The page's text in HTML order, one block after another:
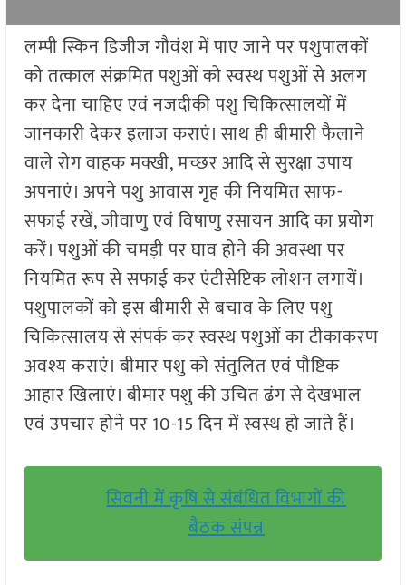
लम्पी स्किन डिजीज गौवंश में पाए जाने पर पशुपालकों
को तत्काल संक्रमित पशुओं को स्वस्थ पशुओं से अलग
कर देना चाहिए एवं नजदीकी पशु चिकित्सालयों में
जानकारी देकर इलाज कराएं। साथ ही बीमारी फैलाने
वाले रोग वाहक मक्खी, मच्छर आदि से सुरक्षा उपाय
अपनाएं। अपने पशु आवास गृह की नियमित साफ-
सफाई रखें, जीवाणु एवं विषाणु रसायन आदि का प्रयोग
करें। पशुओं की चमड़ी पर घाव होने की अवस्था पर
नियमित रूप से सफाई कर एंटीसेप्टिक लोशन लगायें।
पशुपालकों को इस बीमारी से बचाव के लिए पशु
चिकित्सालय से संपर्क कर स्वस्थ पशुओं का टीकाकरण
अवश्य कराएं। बीमार पशु को संतुलित एवं पौष्टिक
आहार खिलाएं। बीमार पशु की उचित ढंग से देखभाल
एवं उपचार होने पर 10-15 दिन में स्वस्थ हो जाते हैं।
सिवनी में कृषि से संबंधित विभागों की
बैठक संपन्न